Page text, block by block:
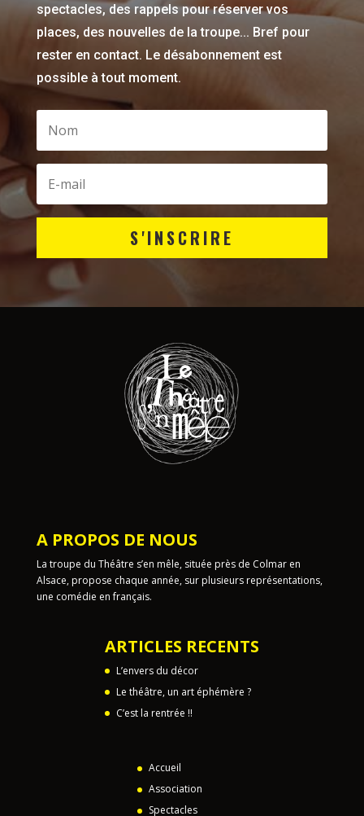
spectacles, des rappels pour réserver vos
places, des nouvelles de la troupe... Bref pour
rester en contact. Le désabonnement est
possible à tout moment.
S'INSCRIRE
A PROPOS DE NOUS
La troupe du Théâtre s’en mêle, située près de Colmar en
Alsace, propose chaque année, sur plusieurs représentations,
une comédie en français.
ARTICLES RECENTS
L’envers du décor
Le théâtre, un art éphémère ?
C’est la rentrée !!
Accueil
Association
Spectacles